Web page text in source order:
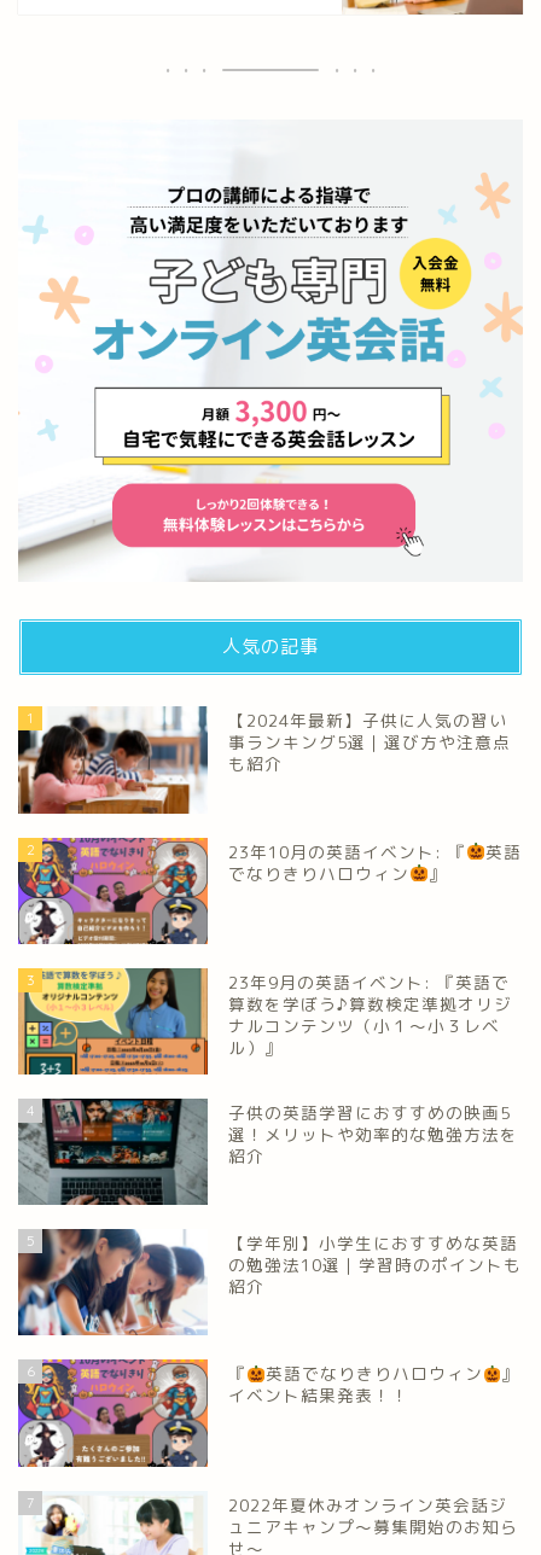
人気の記事
1
【2024年最新】子供に人気の習い
事ランキング5選｜選び方や注意点
も紹介
2 23年10月の英語イベント: 『
英語
でなりきりハロウィン
』
3
23年9月の英語イベント: 『英語で
算数を学ぼう♪算数検定準拠オリジ
ナルコンテンツ（小１～小３レベ
ル）』
4
子供の英語学習におすすめの映画5
選！メリットや効率的な勉強方法を
紹介
5
【学年別】小学生におすすめな英語
の勉強法10選｜学習時のポイントも
紹介
6 『 英語でなりきりハロウィン
』
イベント結果発表！！
7
2022年夏休みオンライン英会話ジ
ュニアキャンプ～募集開始のお知ら
せ～